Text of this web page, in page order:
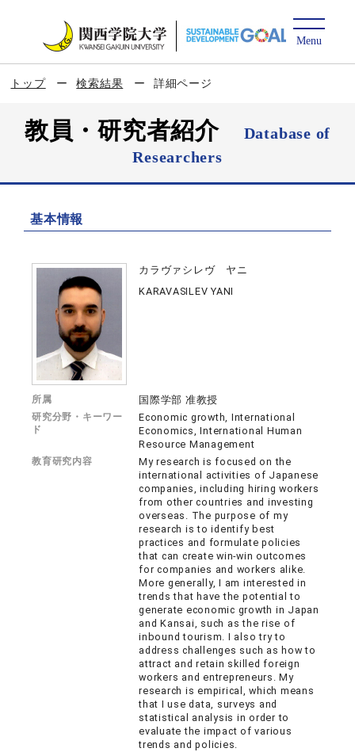
トップ 検索結果 詳細ページ
教員・研究者紹介
Database of
Researchers
基本情報
カラヴァシレヴ ヤニ
KARAVASILEV YANI
所属 国際学部 准教授
研究分野・キーワー
ド
Economic growth, International
Economics, International Human
Resource Management
教育研究内容
My research is focused on the
international activities of Japanese
companies, including hiring workers
from other countries and investing
overseas. The purpose of my
research is to identify best
practices and formulate policies
that can create win-win outcomes
for companies and workers alike.
More generally, I am interested in
trends that have the potential to
generate economic growth in Japan
and Kansai, such as the rise of
inbound tourism. I also try to
address challenges such as how to
attract and retain skilled foreign
workers and entrepreneurs. My
research is empirical, which means
that I use data, surveys and
statistical analysis in order to
evaluate the impact of various
trends and policies.